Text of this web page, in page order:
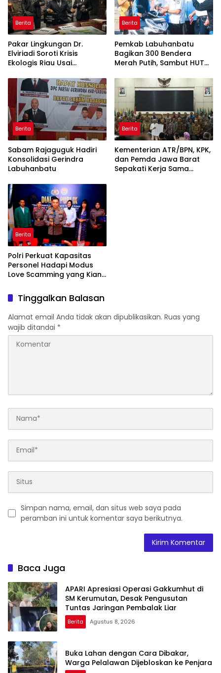
Berita
Pakar Lingkungan Dr.
Elviriadi Soroti Krisis
Ekologis Riau Usai
Monyet, Harimau, dan
Beruang Terhadap Warga
Berita
Pemkab Labuhanbatu
Bagikan 300 Bendera
Merah Putih, Sambut HUT
Berita
Sabam Rajaguguk Hadiri
Konsolidasi Gerindra
Labuhanbatu
Berita
Kementerian ATR/BPN, KPK,
dan Pemda Jawa Barat
Sepakati Kerja Sama
Berita
Polri Perkuat Kapasitas
Personel Hadapi Modus
Love Scamming yang Kian
Tinggalkan Balasan
Alamat email Anda tidak akan dipublikasikan. Ruas yang
wajib ditandai *
Simpan nama, email, dan situs web saya pada
peramban ini untuk komentar saya berikutnya.
Baca Juga
APARI Apresiasi Operasi Gakkumhut di
SM Kerumutan, Desak Pengusutan
Tuntas Jaringan Pembalak Liar
Berita Agustus 8, 2026
Buka Lahan dengan Cara Dibakar,
Warga Pelalawan Dijebloskan ke Penjara